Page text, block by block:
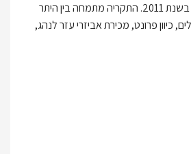
סניפים כאשר התכנון להגיע ל 20 סניפים במהלך השנים הקרובות. סניף ג'נרל ראש פינה החל לפעול בשנת 2011. התקריה מתמחה בין היתר
כיוון פרונט, מכירת אביזרי עזר לנהג,